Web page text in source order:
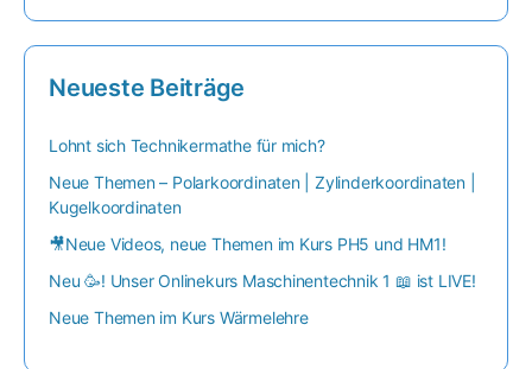
Neueste Beiträge
Lohnt sich Technikermathe für mich?
Neue Themen – Polarkoordinaten | Zylinderkoordinaten |
Kugelkoordinaten
🎥Neue Videos, neue Themen im Kurs PH5 und HM1!
Neu 🥳! Unser Onlinekurs Maschinentechnik 1 📖 ist LIVE!
Neue Themen im Kurs Wärmelehre